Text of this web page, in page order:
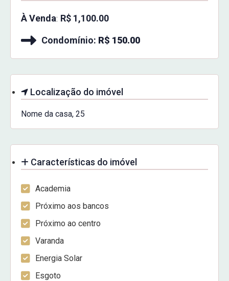
À Venda: R$ 1,100.00
Condomínio: R$ 150.00
Localização do imóvel
Nome da casa, 25
Características do imóvel
Academia
Próximo aos bancos
Próximo ao centro
Varanda
Energia Solar
Esgoto